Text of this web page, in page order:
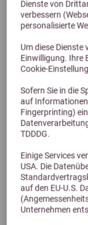
Dienste von
verbessern
personalisierte
Um diese
Einwilligung. Ihre
Cookie-
Sofern Sie in die
auf
Fingerprinting)
TDDDG.
Einige Services
USA. Die
auf den EU-U.S.
Unternehmen
Mühldorfer
Previous